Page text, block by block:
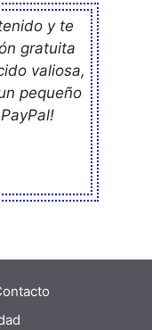
y te
gratuita
valiosa,
pequeño